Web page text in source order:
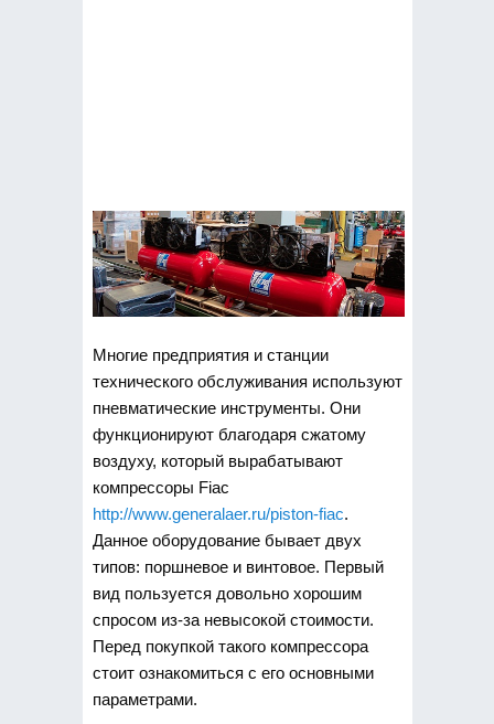
Многие предприятия и станции
технического обслуживания используют
пневматические инструменты. Они
функционируют благодаря сжатому
воздуху, который вырабатывают
компрессоры Fiac
http://www.generalaer.ru/piston-fiac.
Данное оборудование бывает двух
типов: поршневое и винтовое. Первый
вид пользуется довольно хорошим
спросом из-за невысокой стоимости.
Перед покупкой такого компрессора
стоит ознакомиться с его основными
параметрами.